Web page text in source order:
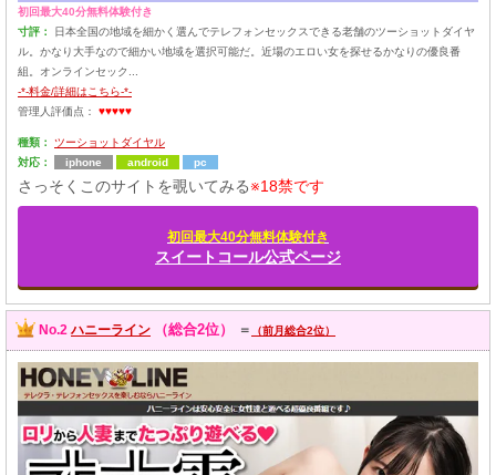
初回最大40分無料体験付き
寸評：
日本全国の地域を細かく選んでテレフォンセックスできる老舗のツーショットダイヤ
ル。かなり大手なので細かい地域を選択可能だ。近場のエロい女を探せるかなりの優良番
組。オンラインセック...
-*-料金/詳細はこちら-*-
管理人評価点： ♥♥♥♥♥
種類：
ツーショットダイヤル
対応：
iphone android pc
さっそくこのサイトを覗いてみる※18禁です
初回最大40分無料体験付き
スイートコール公式ページ
No.2 ハニーライン （総合2位） ＝ （前月総合2位）